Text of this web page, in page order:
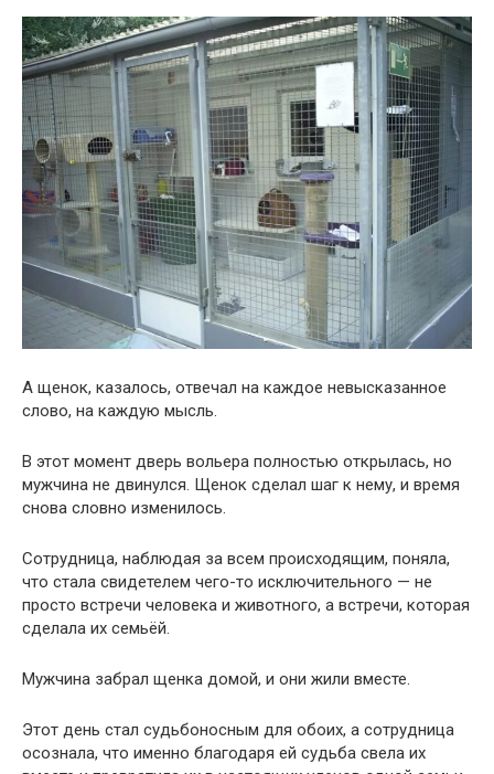
А щенок, казалось, отвечал на каждое невысказанное
слово, на каждую мысль.
В этот момент дверь вольера полностью открылась, но
мужчина не двинулся. Щенок сделал шаг к нему, и время
снова словно изменилось.
Сотрудница, наблюдая за всем происходящим, поняла,
что стала свидетелем чего-то исключительного — не
просто встречи человека и животного, а встречи, которая
сделала их семьёй.
Мужчина забрал щенка домой, и они жили вместе.
Этот день стал судьбоносным для обоих, а сотрудница
осознала, что именно благодаря ей судьба свела их